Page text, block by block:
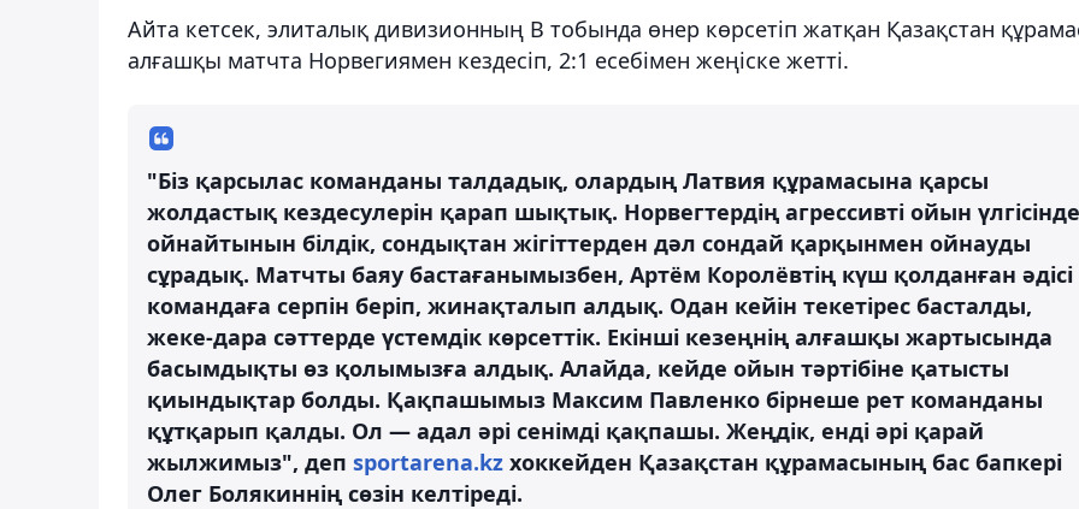
Айта кетсек, элиталық дивизионның B тобында өнер көрсетіп жатқан Қазақстан
алғашқы матчта Норвегиямен кездесіп, 2:1 есебімен жеңіске жетті.
"Біз қарсылас команданы талдадық, олардың Латвия құрамасына қарсы
жолдастық кездесулерін қарап шықтық. Норвегтердің агрессивті ойын үлгісінде
ойнайтынын білдік, сондықтан жігіттерден дәл сондай қарқынмен ойнауды
сұрадық. Матчты баяу бастағанымызбен, Артём Королёвтің күш қолданған әдісі
командаға серпін беріп, жинақталып алдық. Одан кейін текетірес басталды,
жеке-дара сәттерде үстемдік көрсеттік. Екінші кезеңнің алғашқы жартысында
басымдықты өз қолымызға алдық. Алайда, кейде ойын тәртібіне қатысты
қиындықтар болды. Қақпашымыз Максим Павленко бірнеше рет команданы
құтқарып қалды. Ол — адал әрі сенімді қақпашы. Жеңдік, енді әрі қарай
жылжимыз", деп sportarena.kz хоккейден Қазақстан құрамасының бас бапкері
Олег Болякиннің сөзін келтіреді.